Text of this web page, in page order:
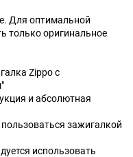
Для оптимальной
только оригинальное
Zippo с
и абсолютная
зажигалкой
использовать